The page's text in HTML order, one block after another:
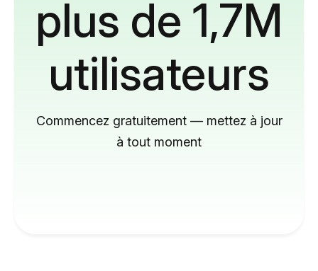
plus de 1,7M
utilisateurs
Commencez gratuitement — mettez à jour
à tout moment